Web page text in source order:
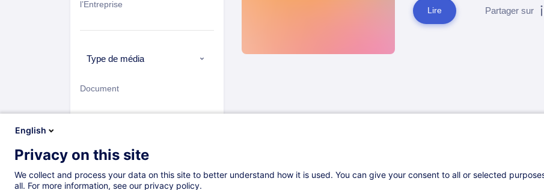
l’Entreprise
Type de média
Document
Les plus récents
Lire Partager sur
English
Privacy on this site
We collect and process your data on this site to better understand how it is used. You can give your consent to all or selected
all. For more information, see our privacy policy.